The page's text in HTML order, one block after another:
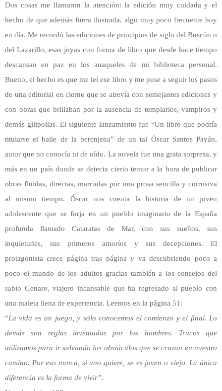
Dos cosas me llamaron la atención: la edición muy cuidada y el
hecho de que además fuera ilustrada, algo muy poco frecuente hoy
en día. Me recordó las ediciones de principios de siglo del Buscón o
del Lazarillo, esas joyas con forma de libro que desde hace tiempo
descansan en paz en los anaqueles de mi biblioteca personal.
Bueno, el hecho es que me leí ese libro y me puse a seguir los pasos
de una editorial en cierne que se atrevía con semejantes ediciones y
con obras que brillaban por la ausencia de templarios, vampiros y
demás gilipollas. El siguiente lanzamiento fue “Un libro que podría
titularse el baile de la berenjena” de un tal Óscar Santos Payán,
autor que no conocía ni de oído. La novela fue una grata sorpresa, y
más en un país donde se detecta cierto temor a la hora de publicar
obras fluidas, directas, marcadas por una prosa sencilla y corrosiva
al mismo tiempo. Óscar nos cuenta la historia de un joven
adolescente que se forja en un pueblo imaginario de la España
profunda llamado Cataratas de Mar, con sus sueños, sus
inquietudes, sus primeros amoríos y sus decepciones. El
protagonista crece página tras página y va descubriendo poco a
poco el mundo de los adultos gracias también a los consejos del
sabio Genaro, viajero incansable que ha regresado al pueblo con
una maleta llena de experiencia. Leemos en la página 51:
“La vida es un juego, y sólo conocemos el comienzo y el final. Lo
demás son reglas inventadas por los hombres. Trucos que
utilizamos para ir salvando los obstáculos que se cruzan en nuestro
camino. Por eso nunca, si uno quiere, se es joven o viejo. La única
diferencia es la forma de vivir”.